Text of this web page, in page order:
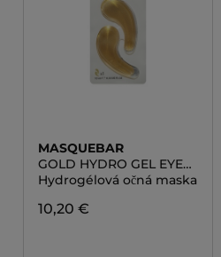
MASQUEBAR
GOLD HYDRO GEL EYE
PATCH
Hydrogélová očná maska
10,20 €